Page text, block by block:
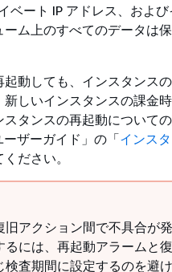
ベート IP アドレス、およ
ム上のすべてのデータは
起動しても、インスタンス
新しいインスタンスの課金
タンスの再起動についての
ーザーガイド」の「インス
ださい。
旧アクション間で不具合が
るには、再起動アラームと
検査期間に設定するのを避け